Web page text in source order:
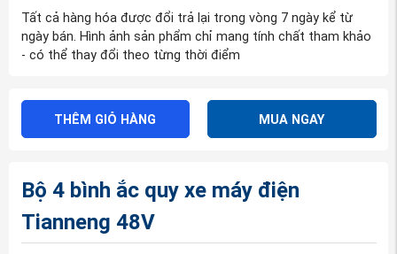
Tất cả hàng hóa được đổi trả lại trong vòng 7 ngày kể từ
ngày bán. Hình ảnh sản phẩm chỉ mang tính chất tham khảo
- có thể thay đổi theo từng thời điểm
THÊM GIỎ HÀNG MUA NGAY
Bộ 4 bình ắc quy xe máy điện
Tianneng 48V